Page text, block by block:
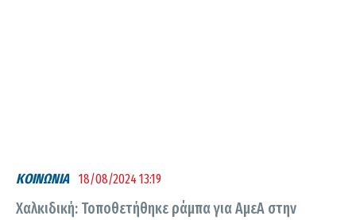
ΚΟΙΝΩΝΙΑ 18/08/2024 13:19
Χαλκιδική: Τοποθετήθηκε ράμπα για ΑμεΑ στην